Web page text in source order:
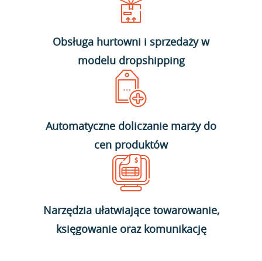
Obsługa hurtowni i sprzedaży w
modelu dropshipping
Automatyczne doliczanie marży do
cen produktów
Narzędzia ułatwiające towarowanie,
księgowanie oraz komunikację